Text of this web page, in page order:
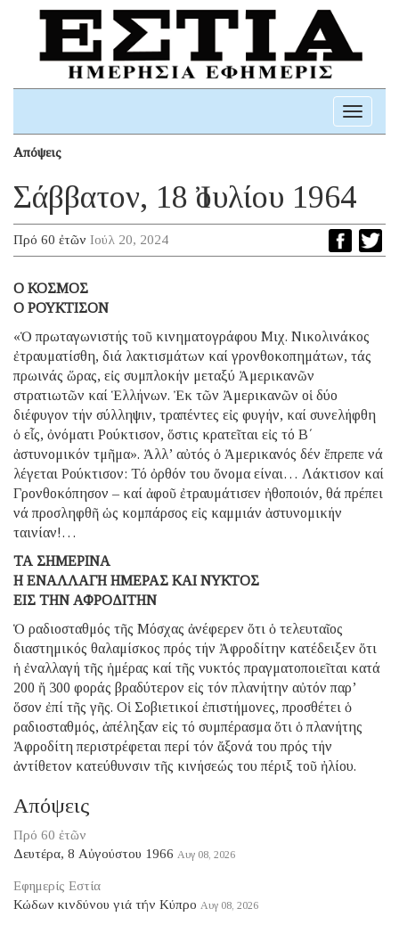
Toggle
Απόψεις
Σάββατον, 18 Ἰουλίου 1964
Πρό 60 ἐτῶν Ιούλ 20, 2024
Ο ΚΟΣΜΟΣ
Ο ΡΟΥΚΤΙΣΟΝ
«Ὁ πρωταγωνιστής τοῦ κινηματογράφου Μιχ. Νικολινάκος
ἐτραυματίσθη, διά λακτισμάτων καί γρονθοκοπημάτων, τάς
πρωινάς ὥρας, εἰς συμπλοκήν μεταξύ Ἀμερικανῶν
στρατιωτῶν καί Ἑλλήνων. Ἐκ τῶν Ἀμερικανῶν οἱ δύο
διέφυγον τήν σύλληψιν, τραπέντες εἰς φυγήν, καί συνελήφθη
ὁ εἷς, ὀνόματι Ρούκτισον, ὅστις κρατεῖται εἰς τό Β΄
ἀστυνομικόν τμῆμα». Ἀλλ’ αὐτός ὁ Ἀμερικανός δέν ἔπρεπε νά
λέγεται Ρούκτισον: Τό ὀρθόν του ὄνομα είναι… Λάκτισον καί
Γρονθοκόπησον – καί ἀφοῦ ἐτραυμάτισεν ἠθοποιόν, θά πρέπει
νά προσληφθῆ ὡς κομπάρσος εἰς καμμιάν ἀστυνομικήν
ταινίαν!…
ΤΑ ΣΗΜΕΡΙΝΑ
Η ΕΝΑΛΛΑΓΗ ΗΜΕΡΑΣ ΚΑΙ ΝΥΚΤΟΣ
ΕΙΣ ΤΗΝ ΑΦΡΟΔΙΤΗΝ
Ὁ ραδιοσταθμός τῆς Μόσχας ἀνέφερεν ὅτι ὁ τελευταῖος
διαστημικός θαλαμίσκος πρός τήν Ἀφροδίτην κατέδειξεν ὅτι
ἡ ἐναλλαγή τῆς ἡμέρας καί τῆς νυκτός πραγματοποιεῖται κατά
200 ἤ 300 φοράς βραδύτερον εἰς τόν πλανήτην αὐτόν παρ’
ὅσον ἐπί τῆς γῆς. Οἱ Σοβιετικοί ἐπιστήμονες, προσθέτει ὁ
ραδιοσταθμός, ἀπέληξαν εἰς τό συμπέρασμα ὅτι ὁ πλανήτης
Ἀφροδίτη περιστρέφεται περί τόν ἄξονά του πρός τήν
ἀντίθετον κατεύθυνσιν τῆς κινήσεώς του πέριξ τοῦ ἠλίου.
Απόψεις
Πρό 60 ἐτῶν
Δευτέρα, 8 Αὐγούστου 1966 Αυγ 08, 2026
Εφημερίς Εστία
Κώδων κινδύνου γιά τήν Κύπρο Αυγ 08, 2026